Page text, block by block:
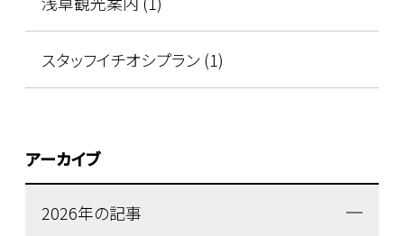
スタッフイチオシプラン (1)
アーカイブ
2026年の記事